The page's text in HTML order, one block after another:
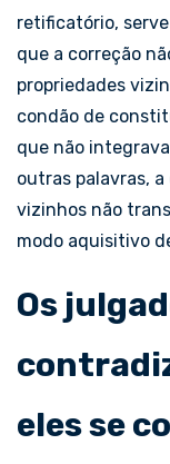
retificatório,
que a correção
propriedades
condão de
que não
outras palavras,
vizinhos não
modo aquisitivo
Os
eles se